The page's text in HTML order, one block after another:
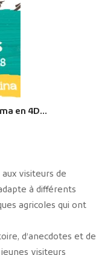
en 4D…
visiteurs de
à différents
agricoles qui ont
d’anecdotes et de